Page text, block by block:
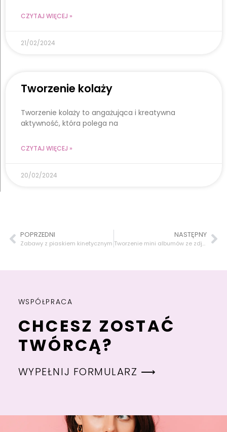
CZYTAJ WIĘCEJ »
21/02/2024
Tworzenie kolaży
Tworzenie kolaży to angażująca i kreatywna
aktywność, która polega na
CZYTAJ WIĘCEJ »
20/02/2024
POPRZEDNI
Zabawy z piaskiem kinetycznym
NASTĘPNY
Tworzenie mini albumów ze zdjęciami.
WSPÓŁPRACA
CHCESZ ZOSTAĆ
TWÓRCĄ?
WYPEŁNIJ FORMULARZ ⟶